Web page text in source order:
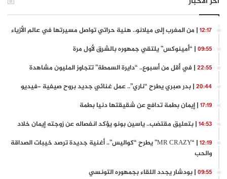
12:17 | من المغرب إلى ميلانو.. هنية حراتي تواصل مسيرتها في عالم الأزياء
09:55 | “أمينوكس” يلتقي جمهوره بالشرق لأول مرة
22:55 | في أقل من أسبوع.. “دايرة السمطة” تتجاوز المليون مشاهدة
20:44 | بدر صبري يطرح “ناري”.. عمل غنائي جديد بروح صيفية -فيديو
17:19 | إيمان بطمة تدافع عن شقيقتها دنيا بطمة
14:53 | بتعليق مقتضب.. ياسين بونو يؤكد انفصاله عن زوجته إيمان خلاد
12:19
| “MR CRAZY” يطرح “كواليس”.. أغنية جديدة ترصد خيبات الصداقة
والحب
09:55 | بودشار يجدد اللقاء بجمهوره التونسي